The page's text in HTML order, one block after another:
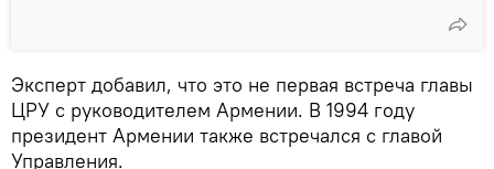
Эксперт добавил, что это не первая встреча главы
ЦРУ с руководителем Армении. В 1994 году
президент Армении также встречался с главой
Управления.